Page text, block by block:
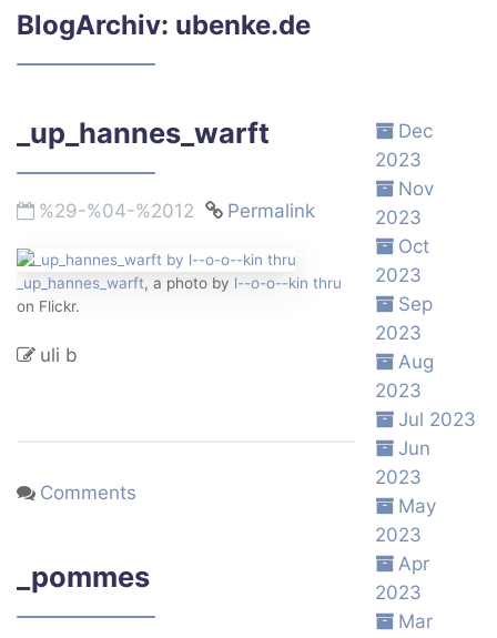
BlogArchiv: ubenke.de
_up_hannes_warft
%29-%04-%2012 Permalink
_up_hannes_warft, a photo by l--o-o--kin thru
on Flickr.
uli b
Comments
_pommes
Dec
2023
Nov
2023
Oct
2023
Sep
2023
Aug
2023
Jul 2023
Jun
2023
May
2023
Apr
2023
Mar